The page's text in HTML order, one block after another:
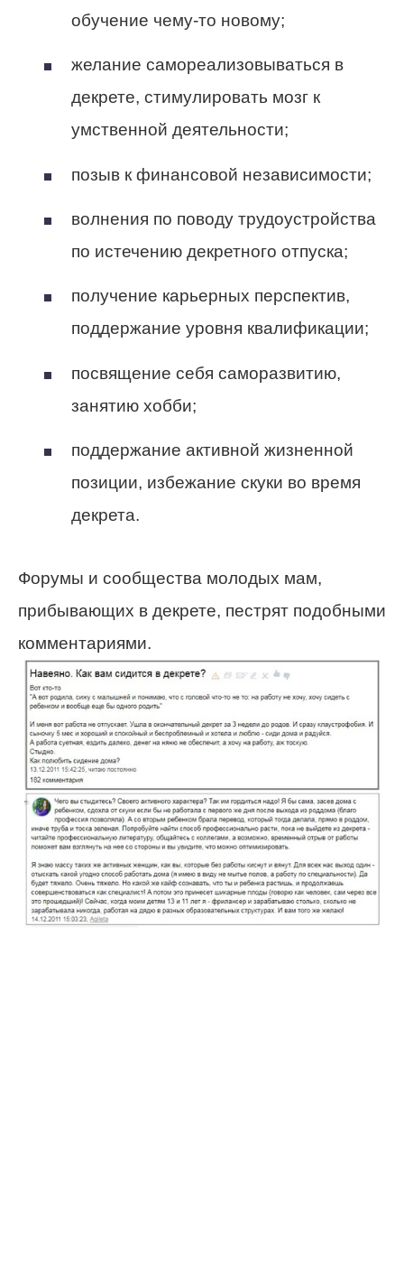
обучение чему-то новому;
желание самореализовываться в
декрете, стимулировать мозг к
умственной деятельности;
позыв к финансовой независимости;
волнения по поводу трудоустройства
по истечению декретного отпуска;
получение карьерных перспектив,
поддержание уровня квалификации;
посвящение себя саморазвитию,
занятию хобби;
поддержание активной жизненной
позиции, избежание скуки во время
декрета.
Форумы и сообщества молодых мам,
прибывающих в декрете, пестрят подобными
комментариями.